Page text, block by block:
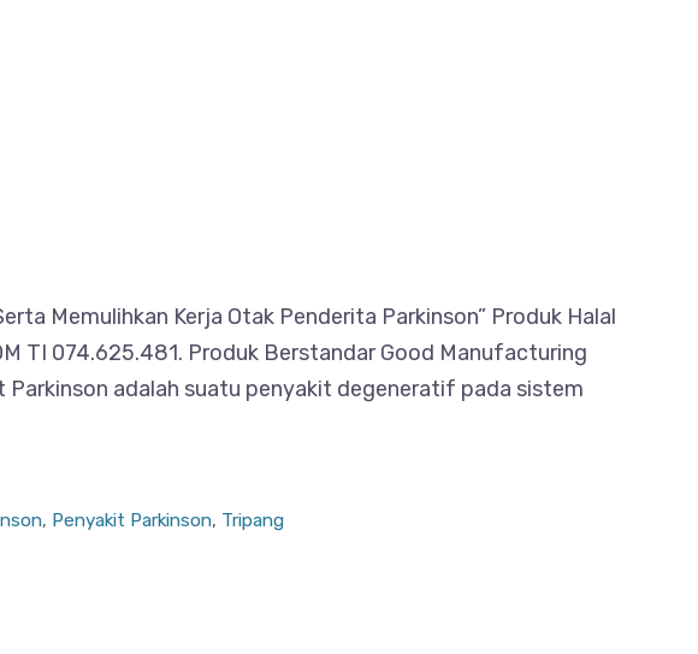
Memulihkan Kerja Otak Penderita Parkinson” Produk Halal
TI 074.625.481. Produk Berstandar Good Manufacturing
adalah suatu penyakit degeneratif pada sistem
, Penyakit Parkinson, Tripang